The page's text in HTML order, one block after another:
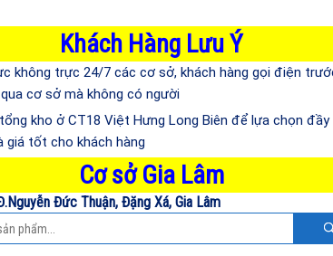
Khách Hàng Lưu Ý
không trực 24/7 các cơ sở, khách hàng gọi điện
cơ sở mà không có người
kho ở CT18 Việt Hưng Long Biên để lựa chọn đầy
giá tốt cho khách hàng
Cơ sở Gia Lâm
Đức Thuận, Đặng Xá, Gia Lâm